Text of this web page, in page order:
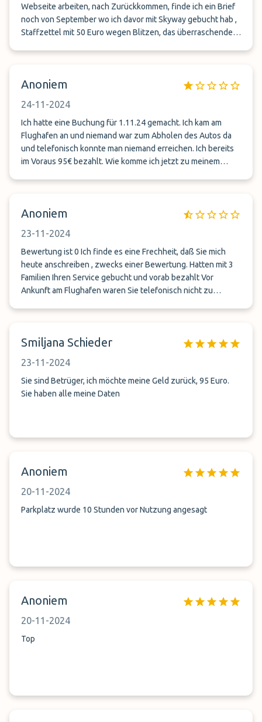
Webseite arbeiten, nach Zurückkommen, finde ich ein Brief
noch von September wo ich davor mit Skyway gebucht hab ,
Staffzettel mit 50 Euro wegen Blitzen, das überraschende
Anoniem
24-11-2024
Ich hatte eine Buchung für 1.11.24 gemacht. Ich kam am
Flughafen an und niemand war zum Abholen des Autos da
und telefonisch konnte man niemand erreichen. Ich bereits
im Voraus 95€ bezahlt. Wie komme ich jetzt zu meinem
Anoniem
23-11-2024
Bewertung ist 0 Ich finde es eine Frechheit, daß Sie mich
heute anschreiben , zwecks einer Bewertung. Hatten mit 3
Familien Ihren Service gebucht und vorab bezahlt Vor
Ankunft am Flughafen waren Sie telefonisch nicht zu
zu erreichen. Sie haben sich nicht einmal bei uns gemeldet.
wir heute noch. Das ist einfach nur Betrug. Bitte diesen Park
Service nicht buchen!!!
Smiljana Schieder
23-11-2024
Sie sind Betrüger, ich möchte meine Geld zurück, 95 Euro.
Sie haben alle meine Daten
Anoniem
20-11-2024
Parkplatz wurde 10 Stunden vor Nutzung angesagt
Anoniem
20-11-2024
Top